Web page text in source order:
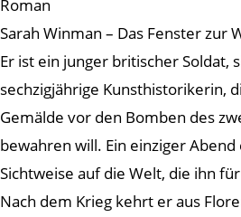
Roman
Sarah Winman – Das Fenster zur
Er ist ein junger britischer Soldat,
sechzigjährige Kunsthistorikerin,
Gemälde vor den Bomben des
bewahren will. Ein einziger
Sichtweise auf die Welt, die ihn
Nach dem Krieg kehrt er aus